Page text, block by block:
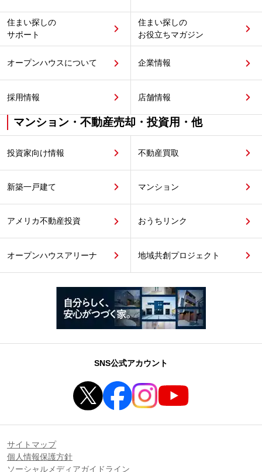
住まい探しの
サポート
住まい探しの
お役立ちマガジン
オープンハウスについて 企業情報
採用情報 店舗情報
マンション・不動産売却・投資用・他
投資家向け情報 不動産買取
新築一戸建て マンション
アメリカ不動産投資 おうちリンク
オープンハウスアリーナ 地域共創プロジェクト
SNS公式アカウント
サイトマップ
個人情報保護方針
ソーシャルメディアガイドライン